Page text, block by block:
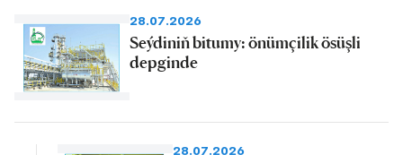
28.07.2026
Seýdiniň bitumy: önümçilik ösüşli
depginde
28.07.2026